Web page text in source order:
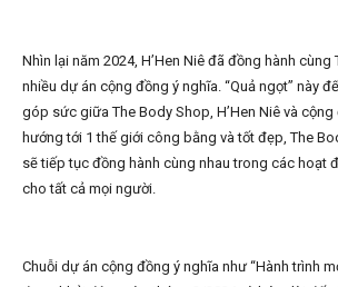
Nhìn lại năm 2024, H’Hen Niê đã đồng hành
nhiều dự án cộng đồng ý nghĩa. “Quả ngọt” này
góp sức giữa The Body Shop, H’Hen Niê và
hướng tới 1 thế giới công bằng và tốt đẹp, The
sẽ tiếp tục đồng hành cùng nhau trong các hoạt
cho tất cả mọi người.
Chuỗi dự án cộng đồng ý nghĩa như “Hành trình